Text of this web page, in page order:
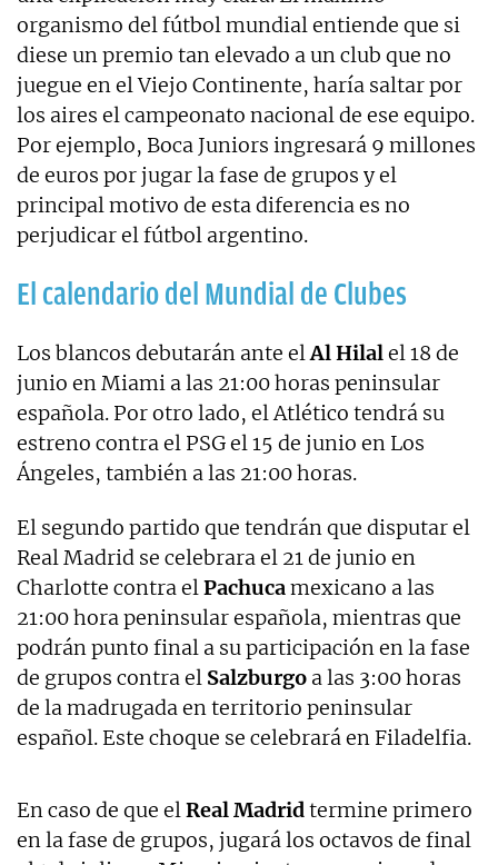
organismo del fútbol mundial entiende que si
diese un premio tan elevado a un club que no
juegue en el Viejo Continente, haría saltar por
los aires el campeonato nacional de ese equipo.
Por ejemplo, Boca Juniors ingresará 9 millones
de euros por jugar la fase de grupos y el
principal motivo de esta diferencia es no
perjudicar el fútbol argentino.
El calendario del Mundial de Clubes
Los blancos debutarán ante elAl Hilalel 18 de
junio en Miami a las 21:00 horas peninsular
española. Por otro lado, el Atlético tendrá su
estreno contra el PSG el 15 de junio en Los
Ángeles, también a las 21:00 horas.
El segundo partido que tendrán que disputar el
Real Madrid se celebrara el 21 de junio en
Charlotte contra elPachucamexicano a las
21:00 hora peninsular española, mientras que
podrán punto final a su participación en la fase
de grupos contra el Salzburgo a las 3:00 horas
de la madrugada en territorio peninsular
español. Este choque se celebrará en Filadelfia.
En caso de que elReal Madridtermine primero
en la fase de grupos, jugará los octavos de final